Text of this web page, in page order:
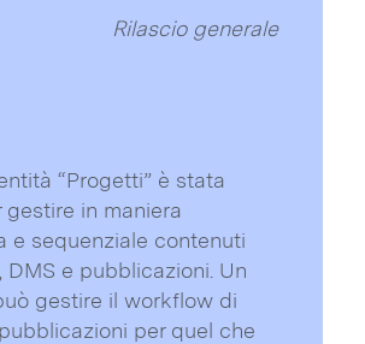
Rilascio generale
“Progetti” è stata
gestire in maniera
e sequenziale contenuti
DMS e pubblicazioni. Un
gestire il workflow di
per quel che